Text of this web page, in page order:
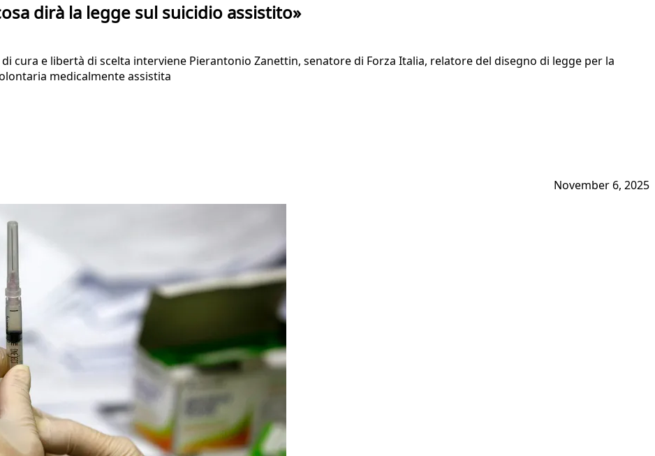
dirà la legge sul suicidio assistito»
cura e libertà di scelta interviene Pierantonio Zanettin, senatore di Forza Italia, relatore del disegno di legge per la
medicalmente assistita
November 6, 2025